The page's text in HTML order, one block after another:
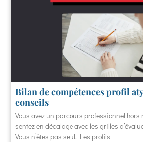
Bilan de compétences profil
conseils
Vous avez un parcours professionnel hors
sentez en décalage avec les grilles
Vous n’êtes pas seul. Les profils